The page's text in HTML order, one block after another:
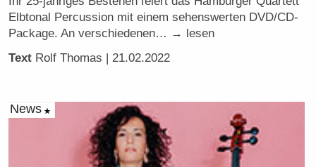
Elbtonal Percussion mit einem sehenswerten DVD/CD-
Package. An verschiedenen… → lesen
Text Rolf Thomas | 21.02.2022
News